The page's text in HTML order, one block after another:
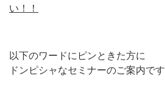
い！！
以下のワードにピンときた方に
ドンピシャなセミナーのご案内です